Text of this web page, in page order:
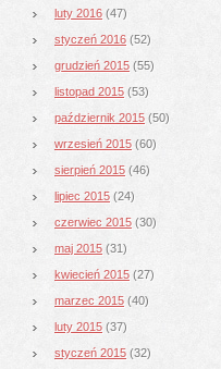
luty 2016 (47)
styczeń 2016 (52)
grudzień 2015 (55)
listopad 2015 (53)
październik 2015 (50)
wrzesień 2015 (60)
sierpień 2015 (46)
lipiec 2015 (24)
czerwiec 2015 (30)
maj 2015 (31)
kwiecień 2015 (27)
marzec 2015 (40)
luty 2015 (37)
styczeń 2015 (32)